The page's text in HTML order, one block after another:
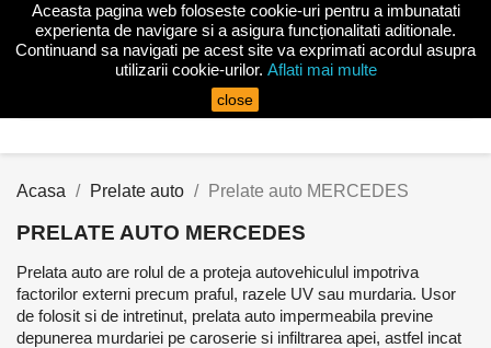
Acasa Prelate auto Prelate auto MERCEDES
PRELATE AUTO MERCEDES
Prelata auto are rolul de a proteja autovehiculul impotriva
factorilor externi precum praful, razele UV sau murdaria. Usor
de folosit si de intretinut, prelata auto impermeabila previne
depunerea murdariei pe caroserie si infiltrarea apei, astfel incat
Aceasta pagina web foloseste cookie-uri pentru a imbunatati
experienta de navigare si a asigura funcționalitati aditionale.
Continuand sa navigati pe acest site va exprimati acordul asupra
utilizarii cookie-urilor. Aflati mai multe
close